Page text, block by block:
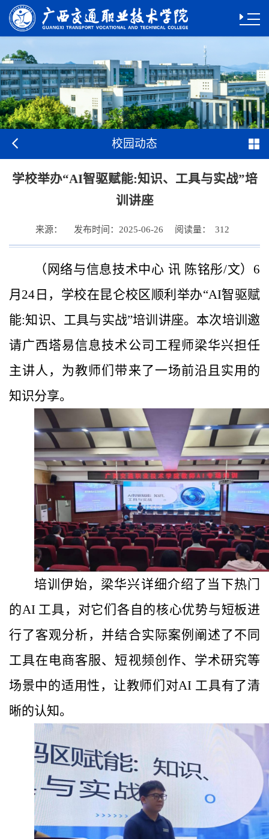
校园动态
学校举办“AI智驱赋能:知识、工具与实战”培
训讲座
来源： 发布时间： 2025-06-26 阅读量： 312
（网络与信息技术中心 讯 陈铭彤/文）6
月24日，学校在昆仑校区顺利举办“AI智驱赋
能:知识、工具与实战”培训讲座。本次培训邀
请广西塔易信息技术公司工程师梁华兴担任
主讲人，为教师们带来了一场前沿且实用的
知识分享。
培训伊始，梁华兴详细介绍了当下热门
的AI 工具，对它们各自的核心优势与短板进
行了客观分析，并结合实际案例阐述了不同
工具在电商客服、短视频创作、学术研究等
场景中的适用性，让教师们对AI 工具有了清
晰的认知。